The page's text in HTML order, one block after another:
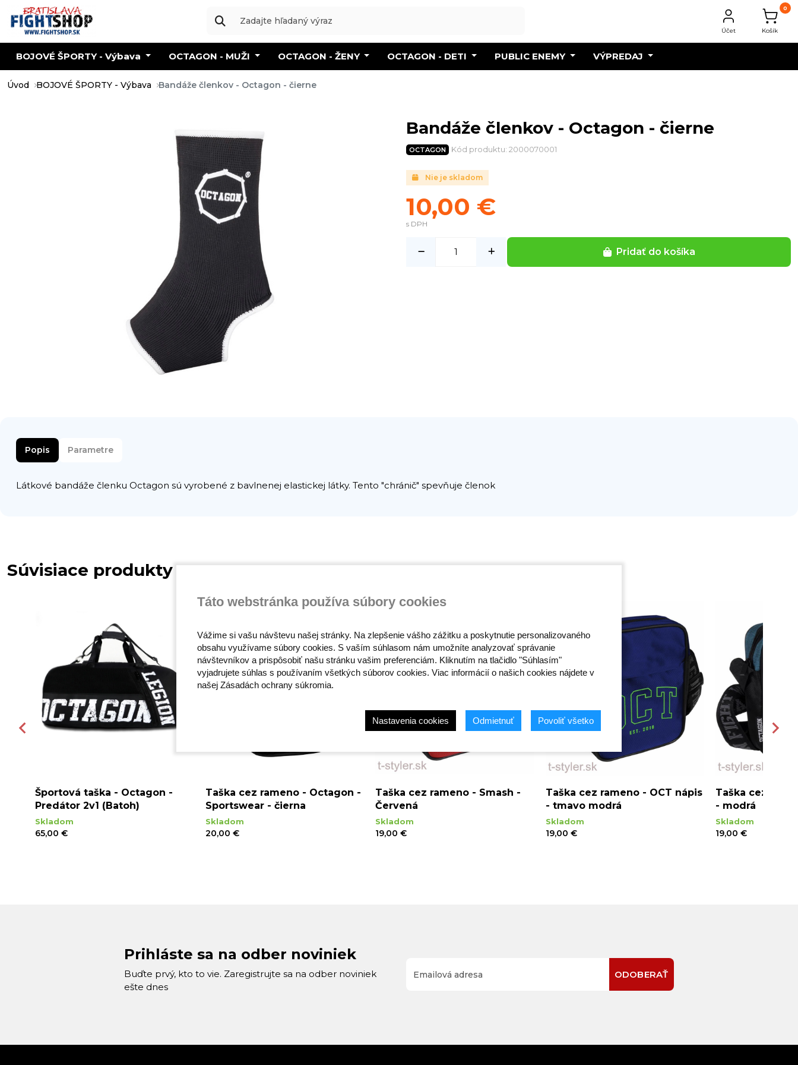
Účet
0
Košík
BOJOVÉ ŠPORTY - Výbava OCTAGON - MUŽI OCTAGON - ŽENY OCTAGON - DETI PUBLIC ENEMY VÝPREDAJ
Úvod BOJOVÉ ŠPORTY - Výbava Bandáže členkov - Octagon - čierne
Bandáže členkov - Octagon - čierne
OCTAGON Kód produktu: 2000070001
Nie je skladom
10,00 €
s DPH
Pridať do košíka
Popis Parametre
Látkové bandáže členku Octagon sú vyrobené z bavlnenej elastickej látky. Tento "chránič" spevňuje členok
Súvisiace produkty
Športová taška - Octagon -
Predátor 2v1 (Batoh)
Skladom
65,00 €
Taška cez rameno - Octagon -
Sportswear - čierna
Skladom
20,00 €
Taška cez rameno - Smash -
Červená
Skladom
19,00 €
Taška cez rameno - OCT nápis
- tmavo modrá
Skladom
19,00 €
Taška cez
- modrá
Skladom
19,00 €
Prihláste sa na odber noviniek
Buďte prvý, kto to vie. Zaregistrujte sa na odber noviniek
ešte dnes
ODOBERAŤ
Táto webstránka používa súbory cookies
Vážime si vašu návštevu našej stránky. Na zlepšenie vášho zážitku a poskytnutie personalizovaného
obsahu využívame súbory cookies. S vaším súhlasom nám umožníte analyzovať správanie
návštevníkov a prispôsobiť našu stránku vašim preferenciám. Kliknutím na tlačidlo "Súhlasím"
vyjadrujete súhlas s používaním všetkých súborov cookies. Viac informácií o našich cookies nájdete v
našej Zásadách ochrany súkromia.
Nastavenia cookies Odmietnuť Povoliť všetko